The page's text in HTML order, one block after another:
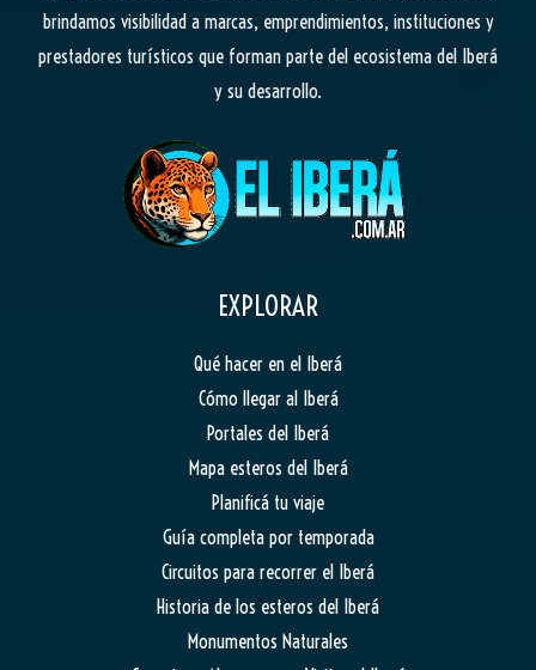
brindamos visibilidad a marcas, emprendimientos, instituciones y
prestadores turísticos que forman parte del ecosistema del Iberá
y su desarrollo.
EXPLORAR
Qué hacer en el Iberá
Cómo llegar al Iberá
Portales del Iberá
Mapa esteros del Iberá
Planificá tu viaje
Guía completa por temporada
Circuitos para recorrer el Iberá
Historia de los esteros del Iberá
Monumentos Naturales